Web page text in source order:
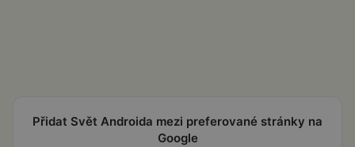
Přidat Svět Androida mezi preferované stránky na
Google